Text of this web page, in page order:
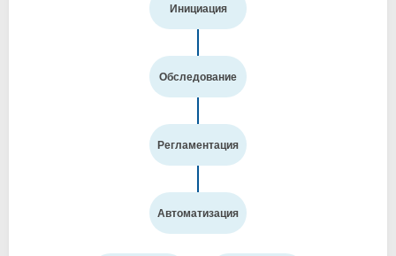
Инициация
Обследование
Регламентация
Автоматизация